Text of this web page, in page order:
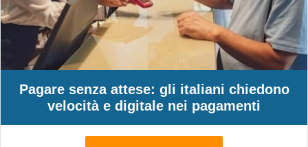
Pagare senza attese: gli italiani chiedono
velocità e digitale nei pagamenti